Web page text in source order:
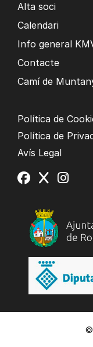
Alta soci
Calendari
Info general
Contacte
Camí de
Política de
Política de
Avís Legal
©